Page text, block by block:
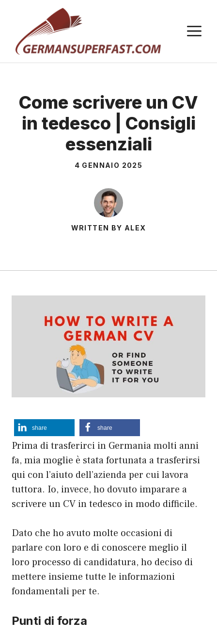
contenuto
Come scrivere un CV
in tedesco | Consigli
essenziali
4 GENNAIO 2025
WRITTEN BY ALEX
share share
Prima di trasferirci in Germania molti anni
fa, mia moglie è stata fortunata a trasferirsi
qui con l’aiuto dell’azienda per cui lavora
tuttora. Io, invece, ho dovuto imparare a
scrivere un CV in tedesco in modo difficile.
Dato che ho avuto molte occasioni di
parlare con loro e di conoscere meglio il
loro processo di candidatura, ho deciso di
mettere insieme tutte le informazioni
fondamentali per te.
Punti di forza